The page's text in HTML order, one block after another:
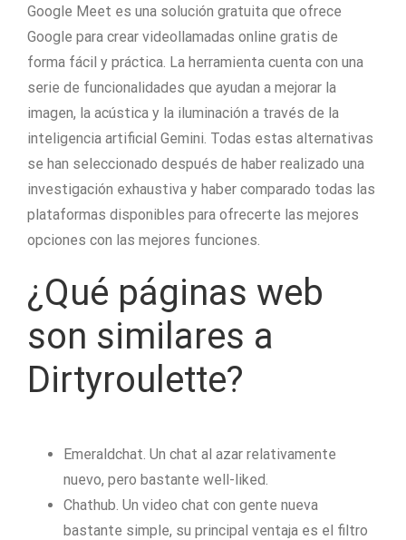
Google Meet es una solución gratuita que ofrece
Google para crear videollamadas online gratis de
forma fácil y práctica. La herramienta cuenta con una
serie de funcionalidades que ayudan a mejorar la
imagen, la acústica y la iluminación a través de la
inteligencia artificial Gemini. Todas estas alternativas
se han seleccionado después de haber realizado una
investigación exhaustiva y haber comparado todas las
plataformas disponibles para ofrecerte las mejores
opciones con las mejores funciones.
¿Qué páginas web
son similares a
Dirtyroulette?
Emeraldchat. Un chat al azar relativamente
nuevo, pero bastante well-liked.
Chathub. Un video chat con gente nueva
bastante simple, su principal ventaja es el filtro